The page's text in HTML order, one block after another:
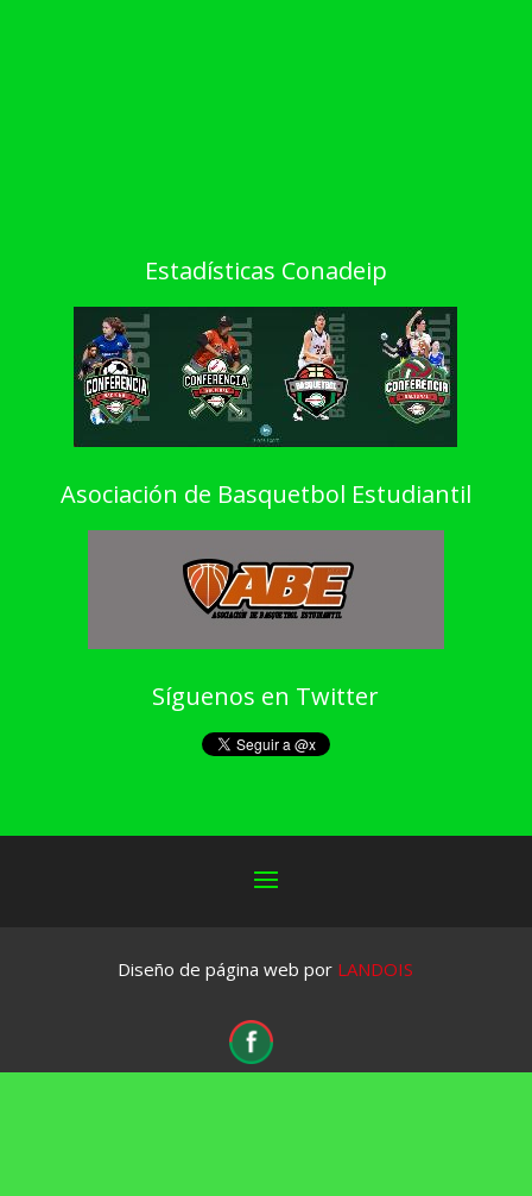
Estadísticas Conadeip
Asociación de Basquetbol Estudiantil
Síguenos en Twitter
Diseño de página web por LANDOIS